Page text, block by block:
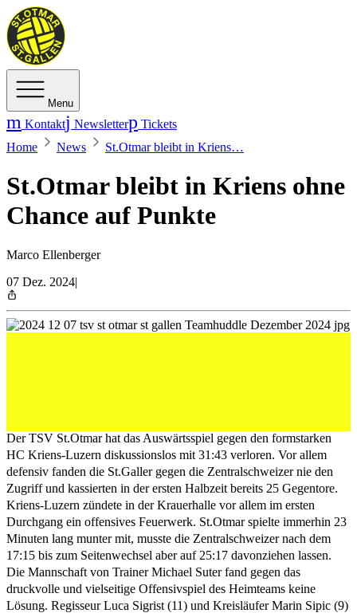
Menu
Kontakt Newsletter
Tickets
Home
News St.Otmar bleibt in Kriens…
St.Otmar bleibt in Kriens ohne
Chance auf Punkte
Marco Ellenberger
07 Dez. 2024|
Der TSV St.Otmar hat das Auswärtsspiel gegen den formstarken
HC Kriens-Luzern diskussionslos mit 31:43 verloren. Vor allem
defensiv fanden die St.Galler gegen die Zentralschweizer nie den
Zugriff und kassierten in der ersten Halbzeit bereits 25 Gegentore.
Kriens-Luzern zündete in der Krauerhalle vor allem im ersten
Durchgang ein offensives Feuerwerk. St.Otmar spielte immerhin 23
Minuten lang munter mit, musste die Zentralschweizer nach dem
17:15 bis zum Seitenwechsel aber auf 25:17 davonziehen lassen.
Die Mannschaft von Trainer Michael Suter fand gegen das
druckvolle und vielseitige Offensivspiel des Heimteams keine
Lösung. Regisseur Luca Sigrist (11) und Kreisläufer Marin Sipic (9)